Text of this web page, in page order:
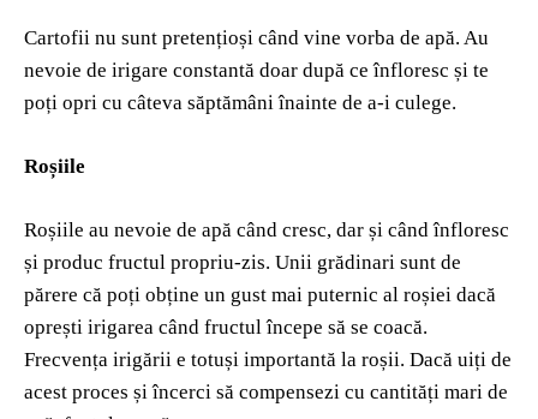
Cartofii nu sunt pretențioși când vine vorba de apă. Au
nevoie de irigare constantă doar după ce înfloresc și te
poți opri cu câteva săptămâni înainte de a-i culege.
Roșiile
Roșiile au nevoie de apă când cresc, dar și când înfloresc
și produc fructul propriu-zis. Unii grădinari sunt de
părere că poți obține un gust mai puternic al roșiei dacă
oprești irigarea când fructul începe să se coacă.
Frecvența irigării e totuși importantă la roșii. Dacă uiți de
acest proces și încerci să compensezi cu cantități mari de